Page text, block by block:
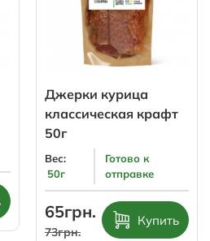
Джерки курица
классическая крафт
50г
Вес:
50г
Готово к
отправке
65грн.
73грн.
Купить